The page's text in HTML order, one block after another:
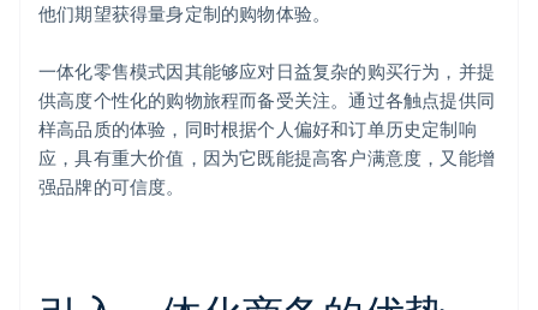
他们期望获得量身定制的购物体验。
一体化零售模式因其能够应对日益复杂的购买行为，并提
供高度个性化的购物旅程而备受关注。通过各触点提供同
样高品质的体验，同时根据个人偏好和订单历史定制响
应，具有重大价值，因为它既能提高客户满意度，又能增
强品牌的可信度。